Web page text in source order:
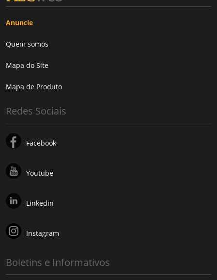
Anuncie
Quem somos
Mapa do Site
Mapa de Produto
Redes Sociais
Facebook
Youtube
Linkedin
Instagram
Boletins e Informativos